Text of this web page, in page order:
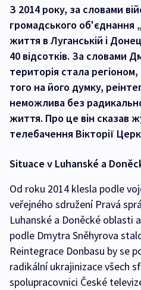
З 2014 року, за словами
громадського об'єднання
життя в Луганській і
40 відсотків. За словами
територія стала
того на його думку,
неможлива без
життя. Про це він сказав
телебачення Вікторії
Situace v Luhanské a
Od roku 2014 klesla podle
veřejného sdružení Pravá
Luhanské a Doněcké oblasti
podle Dmytra Sněhyrova
Reintegrace Donbasu by se
radikální ukrajinizace všech
spolupracovnici České